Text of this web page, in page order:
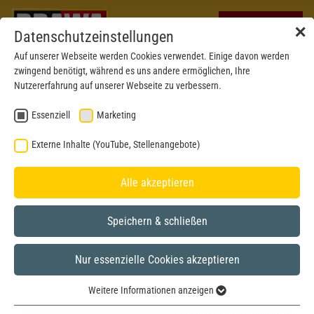
✕
Datenschutzeinstellungen
Auf unserer Webseite werden Cookies verwendet. Einige davon werden
zwingend benötigt, während es uns andere ermöglichen, Ihre
Nutzererfahrung auf unserer Webseite zu verbessern.
Essenziell Marketing
Externe Inhalte (YouTube, Stellenangebote)
Alle akzeptieren
Speichern & schließen
Nur essenzielle Cookies akzeptieren
Weitere Informationen anzeigen